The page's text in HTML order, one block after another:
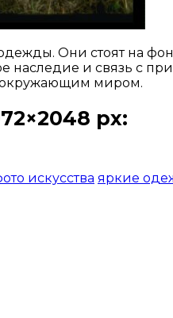
Они стоят на
наследие и связь с
окружающим миром.
px:
искусства яркие